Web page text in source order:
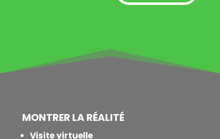
MONTRER LARÉALITÉ
Visite virtuelle